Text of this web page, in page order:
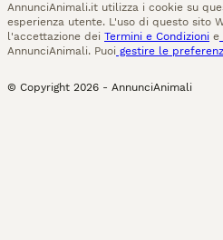
AnnunciAnimali.it utilizza i cookie su
esperienza utente. L'uso di questo sito
l'accettazione dei Termini e Condizioni e
AnnunciAnimali. Puoi gestire le
© Copyright 2026 - AnnunciAnimali